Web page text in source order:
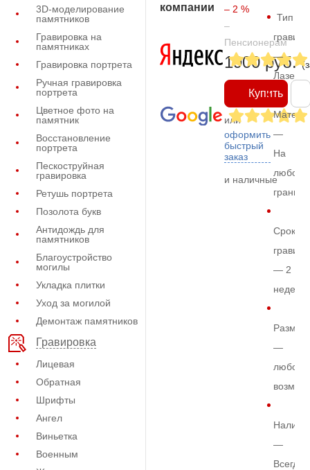
3D-моделирование
памятников
Гравировка на
памятниках
Гравировка портрета
Ручная гравировка
портрета
Цветное фото на
памятник
Восстановление
портрета
Пескоструйная
гравировка
Ретушь портрета
Позолота букв
Антидождь для
памятников
Благоустройство
могилы
Укладка плитки
Уход за могилой
Демонтаж памятников
Гравировка
Лицевая
Обратная
Шрифты
Ангел
Виньетка
Военным
компании
– 2 %
–
Пенсионерам
1900 руб.
Купить
или
оформить
быстрый
заказ
и наличные
Тип
—
—
На
любом
граните
Срок
— 2
недели
Размер
—
любой
—
Всегда